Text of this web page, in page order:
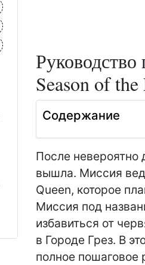
Season of
Содержание
После невероятно
вышла. Миссия
Queen, которое
Миссия под
избавиться от
в Городе Грез. В
полное пошаговое